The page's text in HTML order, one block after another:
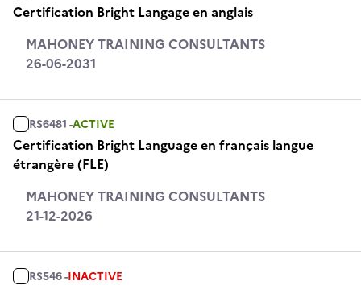
Certification Bright Langage en anglais
MAHONEY TRAINING CONSULTANTS
26-06-2031
RS6481 -ACTIVE
Certification Bright Language en français langue
étrangère (FLE)
MAHONEY TRAINING CONSULTANTS
21-12-2026
RS546 -INACTIVE